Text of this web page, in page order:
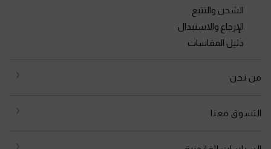
الشحن والتتبع
الإرجاع والاستبدال
دليل المقاسات
من نحن
التسوق معنا